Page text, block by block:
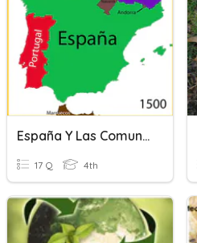
España Y Las Comunidades
17 Q 4th